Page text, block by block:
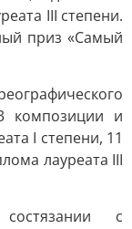
III степени.
приз «Самый
композиции и
I степени, 11
лауреата III
с